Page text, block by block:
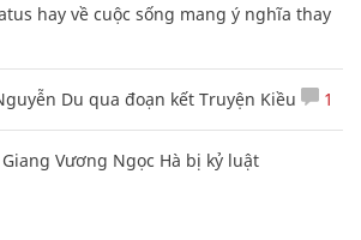
hay về cuộc sống mang ý nghĩa thay
Du qua đoạn kết Truyện Kiều 1
Vương Ngọc Hà bị kỷ luật